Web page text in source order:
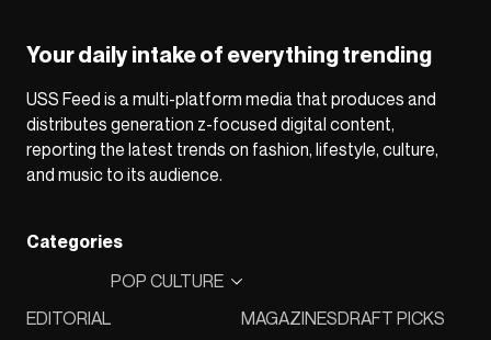
Your daily intake of everything trending
USS Feed is a multi-platform media that produces and
distributes generation z-focused digital content,
reporting the latest trends on fashion, lifestyle, culture,
and music to its audience.
Categories
EDITORIAL
POP CULTURE
MAGAZINESDRAFT PICKS